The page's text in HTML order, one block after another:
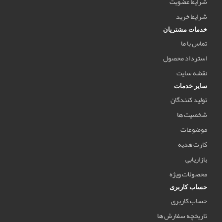
شرایط خرید
خدمات مشتریان
تماس با ما
استرداد محصول
نقشه سایت
سایر خدمات
تولید کنندگان
شخصیت ها
موضوعات
کارت هدیه
بازاریابی
محصولات ویژه
حساب کاربری
حساب کاربری
تاریخچه سفارش ها